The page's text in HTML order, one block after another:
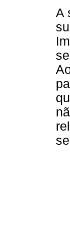
A